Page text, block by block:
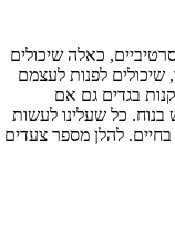
כאלה שיכולים
לפנות לעצמם
בגדים גם אם
בנוח. כל שעלינו לעשות
להלן מספר צעדים